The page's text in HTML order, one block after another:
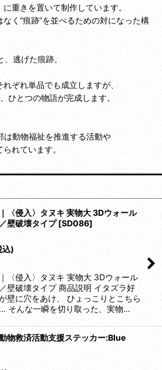
に重きを置いて制作しています。
く“痕跡”を並べるための対になった構
逃げた痕跡。
れぞれ単品でも成立しますが、
ひとつの物語が完成します。
動物福祉を推進する活動や
れています。
〈侵入〉タヌキ 実物大 3Dウォール
壁破壊タイプ [SD086]
込)
〈侵入〉タヌキ 実物大 3Dウォール
壁破壊タイプ 商品説明 イタズラ好
壁に穴をあけ、 ひょっこりとこちら
そんな一瞬を切り取った、実物…
物救済活動支援ステッカー:Blue